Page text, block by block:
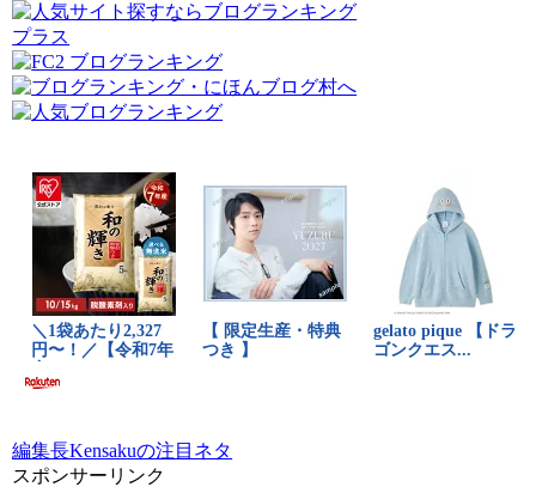
編集長Kensakuの注目ネタ
スポンサーリンク